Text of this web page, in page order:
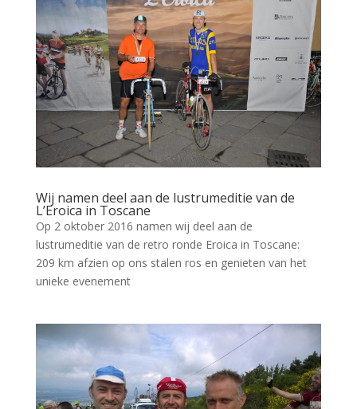
Wij namen deel aan de lustrumeditie van de
L’Eroica in Toscane
Op 2 oktober 2016 namen wij deel aan de
lustrumeditie van de retro ronde Eroica in Toscane:
209 km afzien op ons stalen ros en genieten van het
unieke evenement